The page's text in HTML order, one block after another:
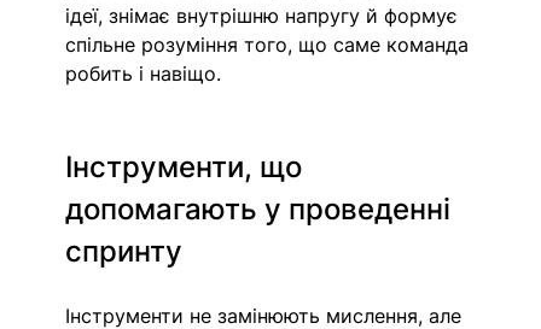
ідеї, знімає внутрішню напругу й формує
спільне розуміння того, що саме команда
робить і навіщо.
Інструменти, що
допомагають у проведенні
спринту
Інструменти не замінюють мислення, але